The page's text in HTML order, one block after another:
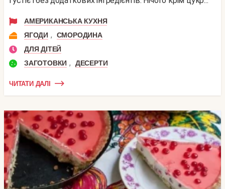
АМЕРИКАНСЬКА КУХНЯ
ЯГОДИ ,
СМОРОДИНА
ДЛЯ ДІТЕЙ
ЗАГОТОВКИ , ДЕСЕРТИ
ЧИТАТИ ДАЛІ